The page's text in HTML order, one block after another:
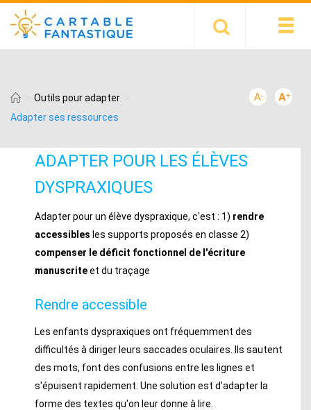
Outils pour adapter
Adapter ses ressources
ADAPTER POUR LES ÉLÈVES
DYSPRAXIQUES
Adapter pour un élève dyspraxique, c'est : 1) rendre
accessibles les supports proposés en classe 2)
compenser le déficit fonctionnel de l'écriture
manuscriteet du traçage
Rendre accessible
Les enfants dyspraxiques ont fréquemment des
difficultés à diriger leurs saccades oculaires. Ils sautent
des mots, font des confusions entre les lignes et
s'épuisent rapidement. Une solution est d'adapter la
forme des textes qu'on leur donne à lire.